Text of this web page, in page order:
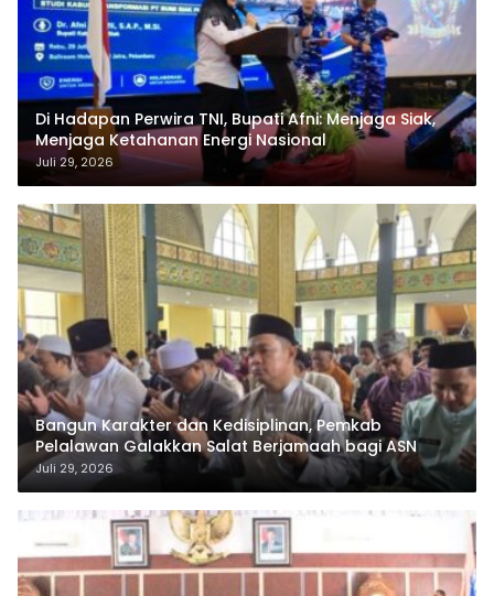
Di Hadapan Perwira TNI, Bupati Afni: Menjaga Siak,
Menjaga Ketahanan Energi Nasional
Juli 29, 2026
Bangun Karakter dan Kedisiplinan, Pemkab
Pelalawan Galakkan Salat Berjamaah bagi ASN
Juli 29, 2026